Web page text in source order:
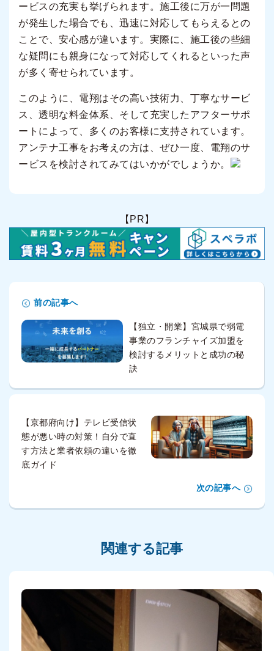
ービスの充実も挙げられます。施工後に万が一問題
が発生した場合でも、迅速に対応してもらえるとの
ことで、安心感が違います。実際に、施工後の些細
な疑問にも親身になって対応してくれるといった声
が多く寄せられています。
このように、電翔はその高い技術力、丁寧なサービ
ス、透明な料金体系、そして充実したアフターサポ
ートによって、多くのお客様に支持されています。
アンテナ工事をお考えの方は、ぜひ一度、電翔のサ
ービスを検討されてみてはいかがでしょうか。
【PR】
前の記事へ
【独立・開業】宮城県で弱電
事業のフランチャイズ加盟を
検討するメリットと成功の秘
訣
【京都府向け】テレビ受信状
態が悪い時の対策！自分で直
す方法と業者依頼の違いを徹
底ガイド
次の記事へ
関連する記事